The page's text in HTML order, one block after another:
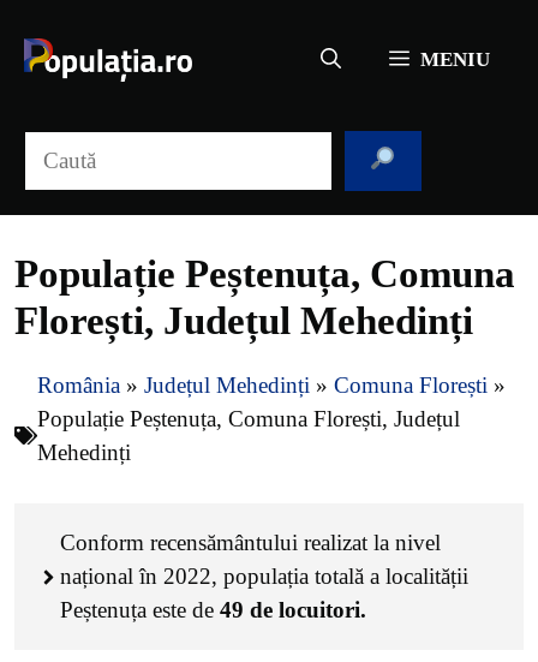
conținut
MENIU
Populație Peștenuța, Comuna
Florești, Județul Mehedinți
România » Județul Mehedinți » Comuna Florești »
Populație Peștenuța, Comuna Florești, Județul
Mehedinți
Conform recensământului realizat la nivel
național în 2022, populația totală a localității
Peștenuța este de 49 de locuitori.